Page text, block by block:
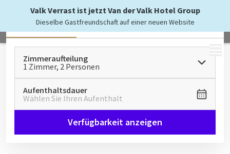
Valk Verrast ist jetzt Van der Valk Hotel Group
Dieselbe Gastfreundschaft auf einer neuen Website
MENÜ
Alle Zimmer & Suiten Wohnungen
Zimmeraufteilung
1 Zimmer, 2 Personen
Aufenthaltsdauer
Wählen Sie Ihren Aufenthalt
Verfügbarkeit anzeigen